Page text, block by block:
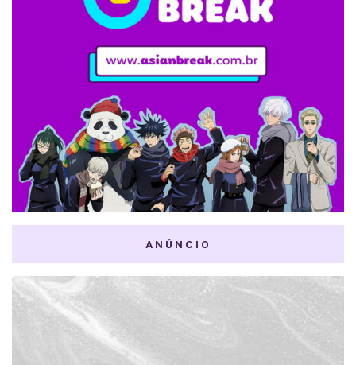
ANÚNCIO